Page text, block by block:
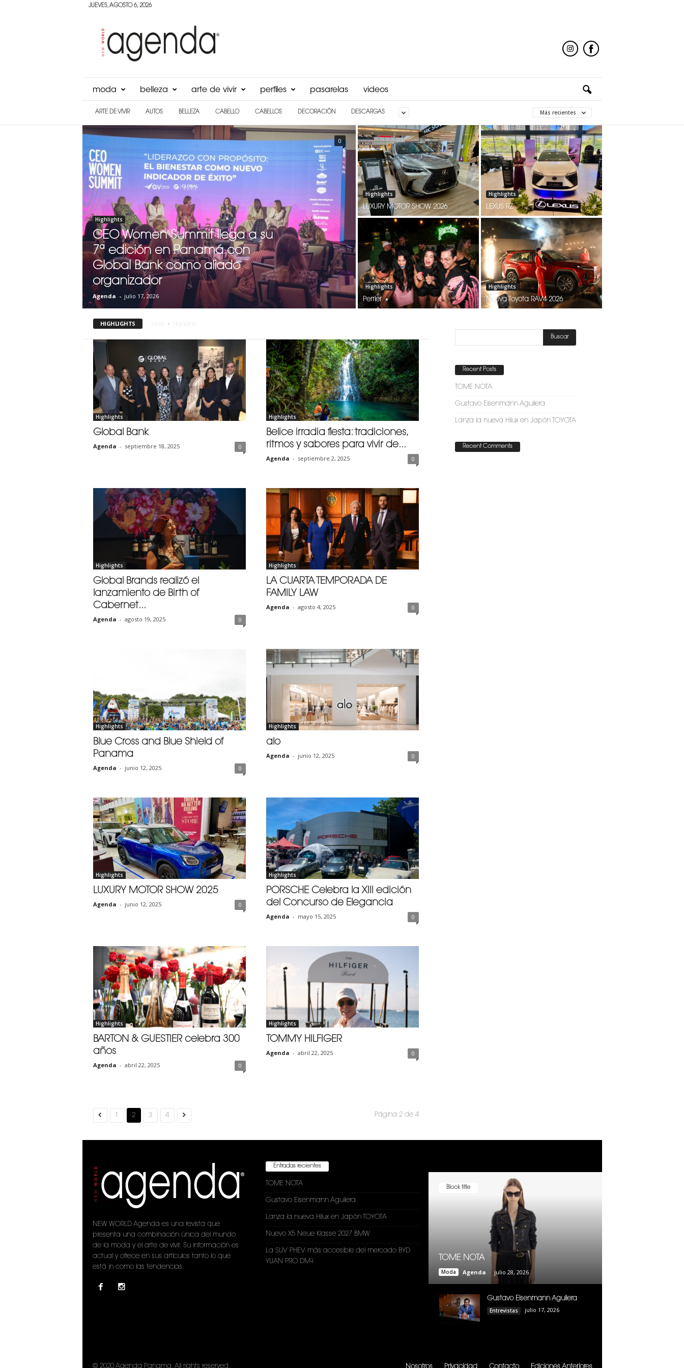
JUEVES, AGOSTO 6, 2026
Panama
moda belleza arte de vivir perfiles pasarelas videos
ARTE DE VIVIR AUTOS BELLEZA CABELLO CABELLOS DECORACIÓN DESCARGAS Más recientes
Highlights
CEO Women Summit llega a su
7ª edición en Panamá con
Global Bank como aliado
organizador
Agenda - julio 17, 2026
0
Highlights
LUXURY MOTOR SHOW 2026
Highlights
LEXUS RZ
Highlights
Perrier
Highlights
Nueva Toyota RAV4 2026
HIGHLIGHTS Highlights
Highlights
Global Bank
Agenda - septiembre 18, 2025 0
Highlights
Belice irradia fiesta: tradiciones,
ritmos y sabores para vivir de...
Agenda - septiembre 2, 2025 0
Highlights
Global Brands realizó el
lanzamiento de Birth of
Cabernet...
Agenda - agosto 19, 2025 0
Highlights
LA CUARTA TEMPORADA DE
FAMILY LAW
Agenda - agosto 4, 2025 0
Highlights
Blue Cross and Blue Shield of
Panama
Agenda - junio 12, 2025 0
Highlights
alo
Agenda - junio 12, 2025 0
Highlights
LUXURY MOTOR SHOW 2025
Agenda - junio 12, 2025 0
Highlights
PORSCHE Celebra la XIII edición
del Concurso de Elegancia
Agenda - mayo 15, 2025 0
Highlights
BARTON & GUESTIER celebra 300
años
Agenda - abril 22, 2025 0
Highlights
TOMMY HILFIGER
Agenda - abril 22, 2025 0
2 3 4 Página 2 de 4
Recent Posts
TOME NOTA
Gustavo Eisenmann Aguilera
Lanza la nueva Hilux en Japón TOYOTA
Recent Comments
NEW WORLD Agenda es una revista que
presenta una combinación única del mundo
de la moda y el arte de vivir. Su información es
actual y ofrece en sus artículos tanto lo que
está in como las tendencias.
Entradas recientes
TOME NOTA
Gustavo Eisenmann Aguilera
Lanza la nueva Hilux en Japón TOYOTA
Nuevo X5 Neue Klasse 2027 BMW
La SUV PHEV más accesible del mercado BYD
YUAN PRO DM-i
Block title
TOME NOTA
Moda Agenda - julio 28, 2026
Gustavo Eisenmann Aguilera
Entrevistas julio 17, 2026
© 2020 Agenda Panama. All rights reserved.